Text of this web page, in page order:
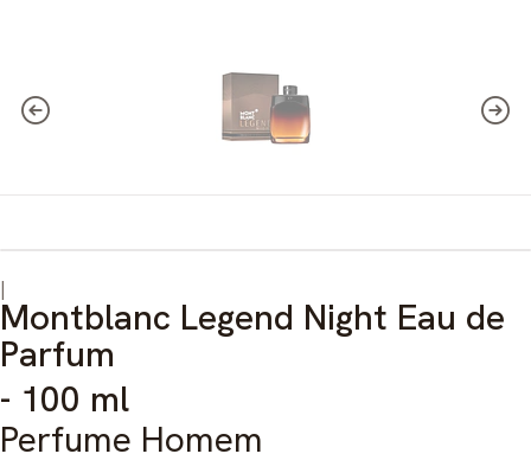
|
Montblanc Legend Night Eau de
Parfum
- 100 ml
Perfume Homem